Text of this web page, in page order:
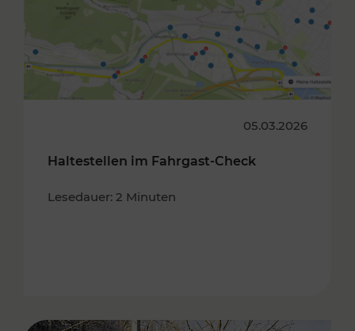
05.03.2026
Haltestellen im Fahrgast-Check
Lesedauer: 2 Minuten